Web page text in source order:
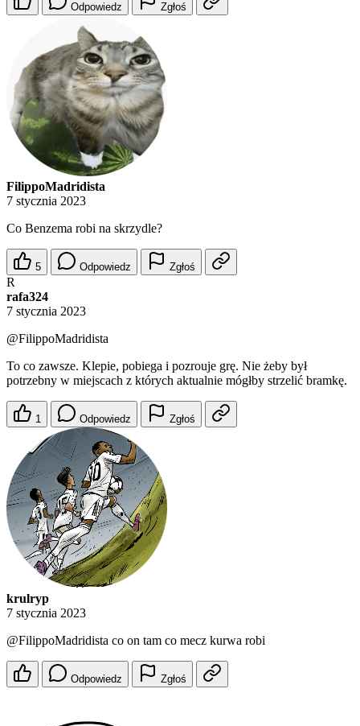
Odpowiedz Zgłoś
FilippoMadridista
7 stycznia 2023
Co Benzema robi na skrzydle?
5 Odpowiedz Zgłoś
R
rafa324
7 stycznia 2023
@FilippoMadridista
To co zawsze. Klepie, pobiega i pozrouje grę. Nie żeby był
potrzebny w miejscach z których aktualnie mógłby strzelić bramkę.
1 Odpowiedz Zgłoś
krulryp
7 stycznia 2023
@FilippoMadridista co on tam co mecz kurwa robi
Odpowiedz Zgłoś